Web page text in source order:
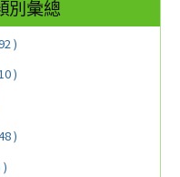
別彙總
)
)
)
)